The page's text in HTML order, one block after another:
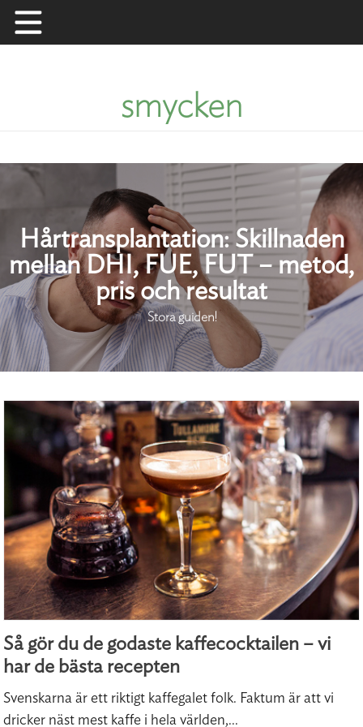
Skip
to
smycken
Hårtransplantation: Skillnaden
mellan DHI, FUE, FUT – metod,
pris och resultat
Stora guiden!
Så gör du de godaste kaffecocktailen – vi
har de bästa recepten
Svenskarna är ett riktigt kaffegalet folk. Faktum är att vi
dricker näst mest kaffe i hela världen,...